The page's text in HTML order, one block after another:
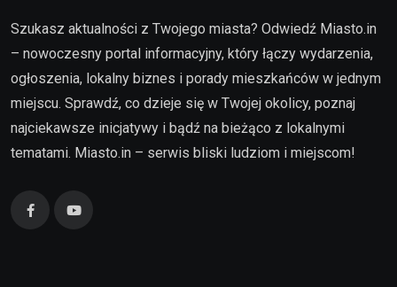
Szukasz aktualności z Twojego miasta? Odwiedź Miasto.in
– nowoczesny portal informacyjny, który łączy wydarzenia,
ogłoszenia, lokalny biznes i porady mieszkańców w jednym
miejscu. Sprawdź, co dzieje się w Twojej okolicy, poznaj
najciekawsze inicjatywy i bądź na bieżąco z lokalnymi
tematami. Miasto.in – serwis bliski ludziom i miejscom!